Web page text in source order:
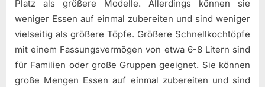
Platz als größere Modelle. Allerdings können sie
weniger Essen auf einmal zubereiten und sind weniger
vielseitig als größere Töpfe. Größere Schnellkochtöpfe
mit einem Fassungsvermögen von etwa 6-8 Litern sind
für Familien oder große Gruppen geeignet. Sie können
große Mengen Essen auf einmal zubereiten und sind